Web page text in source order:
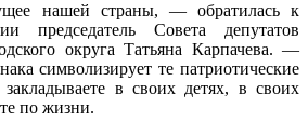
нашей страны, — обратилась к
председатель Совета депутатов
округа Татьяна Карпачева. —
символизирует те патриотические
в своих детях, в своих
по жизни.